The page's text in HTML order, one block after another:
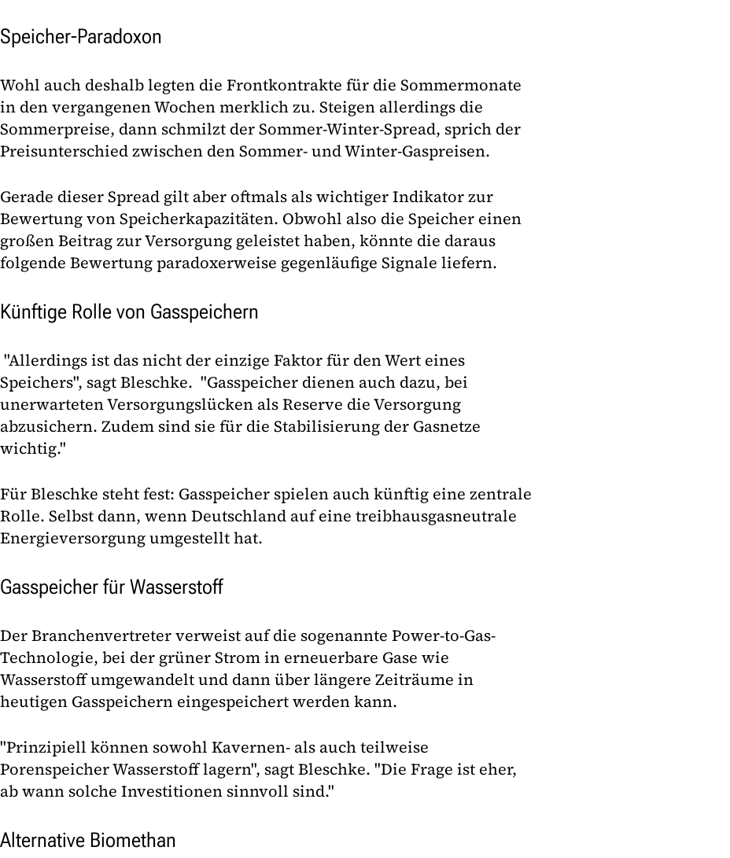
Speicher-Paradoxon
Wohl auch deshalb legten die Frontkontrakte für die Sommermonate
in den vergangenen Wochen merklich zu. Steigen allerdings die
Sommerpreise, dann schmilzt der Sommer-Winter-Spread, sprich der
Preisunterschied zwischen den Sommer- und Winter-Gaspreisen.
Gerade dieser Spread gilt aber oftmals als wichtiger Indikator zur
Bewertung von Speicherkapazitäten. Obwohl also die Speicher einen
großen Beitrag zur Versorgung geleistet haben, könnte die daraus
folgende Bewertung paradoxerweise gegenläufige Signale liefern.
Künftige Rolle von Gasspeichern
"Allerdings ist das nicht der einzige Faktor für den Wert eines
Speichers", sagt Bleschke. "Gasspeicher dienen auch dazu, bei
unerwarteten Versorgungslücken als Reserve die Versorgung
abzusichern. Zudem sind sie für die Stabilisierung der Gasnetze
wichtig."
Für Bleschke steht fest: Gasspeicher spielen auch künftig eine zentrale
Rolle. Selbst dann, wenn Deutschland auf eine treibhausgasneutrale
Energieversorgung umgestellt hat.
Gasspeicher für Wasserstoff
Der Branchenvertreter verweist auf die sogenannte Power-to-Gas-
Technologie, bei der grüner Strom in erneuerbare Gase wie
Wasserstoff umgewandelt und dann über längere Zeiträume in
heutigen Gasspeichern eingespeichert werden kann.
"Prinzipiell können sowohl Kavernen- als auch teilweise
Porenspeicher Wasserstoff lagern", sagt Bleschke. "Die Frage ist eher,
ab wann solche Investitionen sinnvoll sind."
Alternative Biomethan